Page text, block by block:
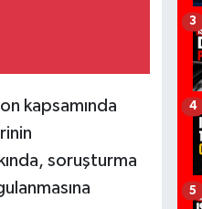
kapsamında
soruşturma
3
4
5